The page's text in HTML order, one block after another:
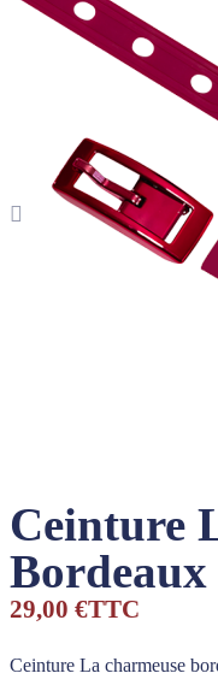
Ceinture
Bordeaux
29,00 €TTC
Ceinture La charmeuse